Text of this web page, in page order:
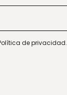
de privacidad.